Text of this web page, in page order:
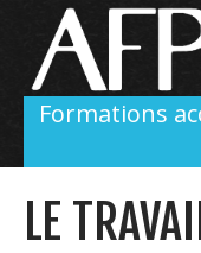
Formations
LE
Panneau de gestion